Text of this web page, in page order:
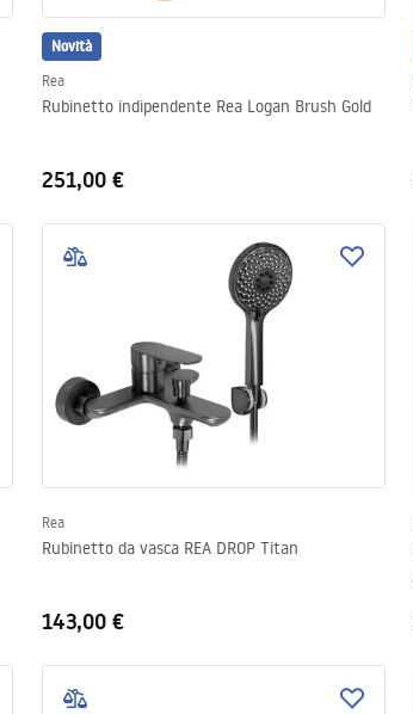
Novità
Rea
Rubinetto indipendente Rea Logan Brush Gold
251,00 €
Rea
Rubinetto da vasca REA DROP Titan
143,00 €